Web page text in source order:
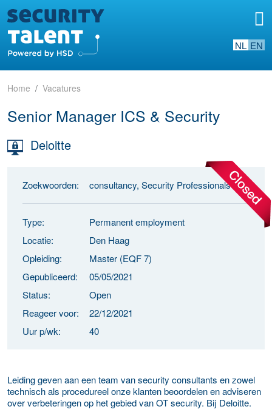
NL EN
Home Vacatures
Senior Manager ICS & Security
Deloitte
Zoekwoorden: consultancy, Security Professionals
Type:
Permanent employment
Locatie:
Den Haag
Opleiding:
Master (EQF 7)
Gepubliceerd:
05/05/2021
Status:
Open
Reageer voor:
22/12/2021
Uur p/wk:
40
Leiding geven aan een team van security consultants en zowel
technisch als procedureel onze klanten beoordelen en adviseren
over verbeteringen op het gebied van OT security. Bij Deloitte.